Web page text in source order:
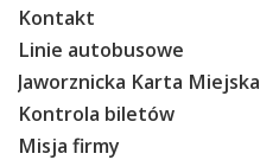
Kontakt
Linie autobusowe
Jaworznicka Karta Miejska
Kontrola biletów
Misja firmy